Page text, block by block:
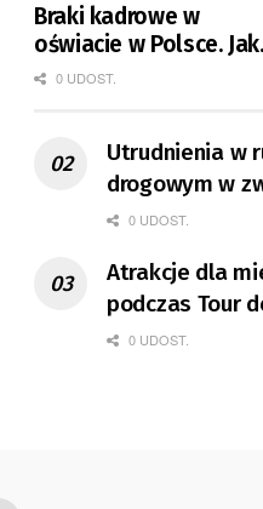
Braki kadrowe w
oświacie w Polsce. Jak
jest w Gorzowie?
0 UDOST.
Utrudnienia w
drogowym w
de Pologne
0 UDOST.
Atrakcje dla
podczas Tour
0 UDOST.